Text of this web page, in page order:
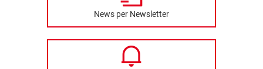
News per Newsletter